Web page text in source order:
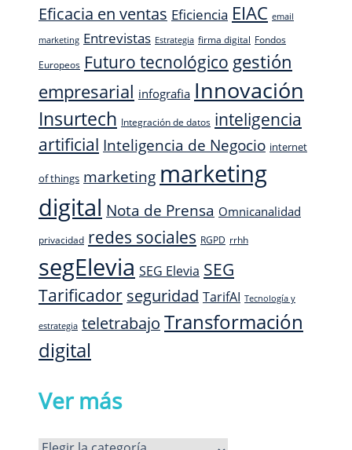
Eficacia en ventas Eficiencia EIAC email
marketing Entrevistas Estrategia firma digital Fondos
Europeos Futuro tecnológico gestión
empresarial infografia Innovación
Insurtech Integración de datos inteligencia
artificial Inteligencia de Negocio internet
of things marketing marketing
digital Nota de Prensa Omnicanalidad
privacidad redes sociales RGPD rrhh
segElevia SEG Elevia SEG
Tarificador seguridad TarifAI Tecnología y
estrategia teletrabajo Transformación
digital
Ver más
Ver